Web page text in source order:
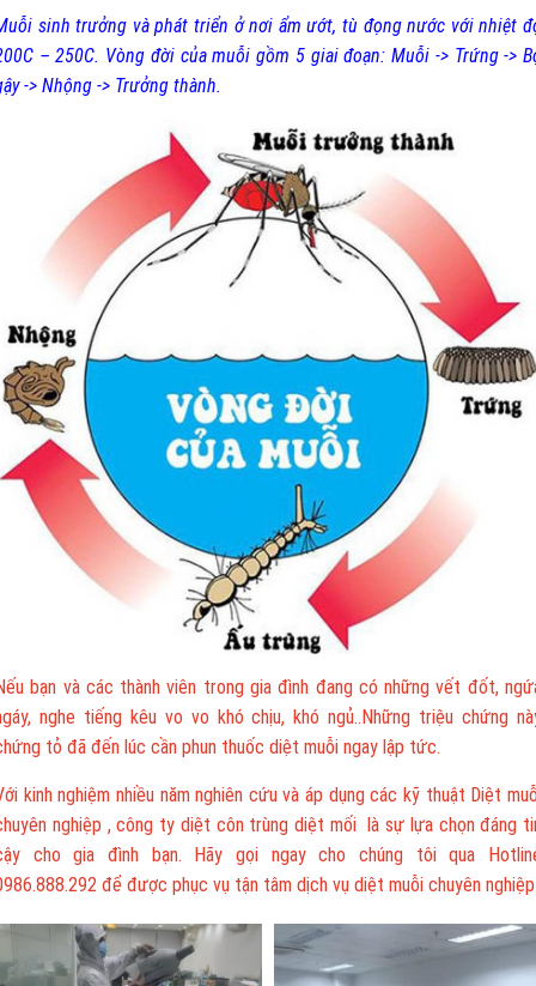
sinh trưởng và phát triển ở nơi ẩm ướt, tù đọng nước với nhiệt
– 250C. Vòng đời của muỗi gồm 5 giai đoạn: Muỗi -> Trứng ->
-> Nhộng -> Trưởng thành.
bạn và các thành viên trong gia đình đang có những vết đốt,
nghe tiếng kêu vo vo khó chịu, khó ngủ..Những triệu chứng
tỏ đã đến lúc cần phun thuốc diệt muỗi ngay lập tức.
kinh nghiệm nhiều năm nghiên cứu và áp dụng các kỹ thuật Diệt
nghiệp , công ty diệt côn trùng diệt mối là sự lựa chọn đáng
cho gia đình bạn. Hãy gọi ngay cho chúng tôi qua
để được phục vụ tận tâm dịch vụ diệt muỗi chuyên nghiệp